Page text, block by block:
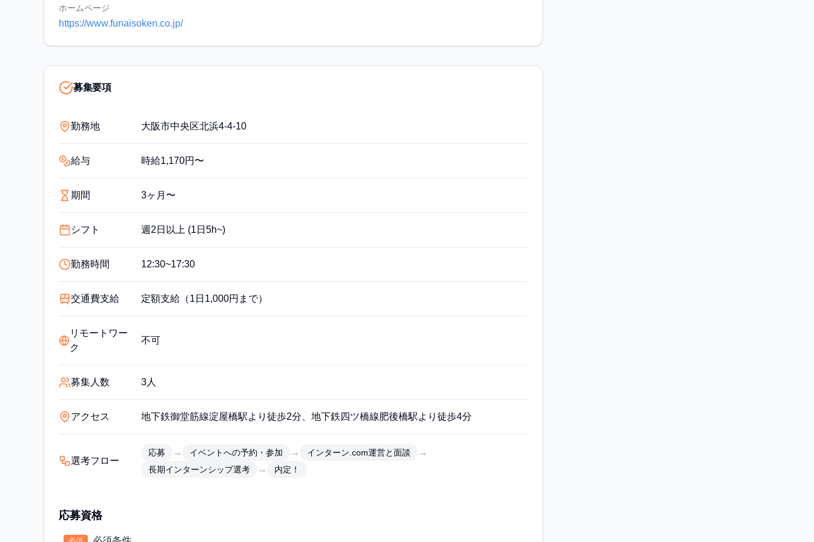
ホームページ
https://www.funaisoken.co.jp/
募集要項
勤務地 大阪市中央区北浜4-4-10
給与 時給1,170円〜
期間 3ヶ月〜
シフト 週2日以上 (1日5h~)
勤務時間 12:30~17:30
交通費支給 定額支給（1日1,000円まで）
リモートワー
ク
不可
募集人数 3人
アクセス 地下鉄御堂筋線淀屋橋駅より徒歩2分、地下鉄四ツ橋線肥後橋駅より徒歩4分
選考フロー
応募 → イベントへの予約・参加 → インターン.com運営と面談 →
長期インターンシップ選考 → 内定！
応募資格